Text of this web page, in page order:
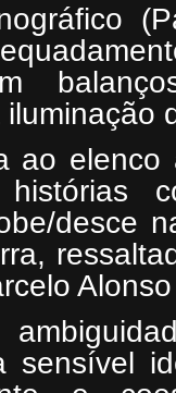
ao elenco
desce
sensível